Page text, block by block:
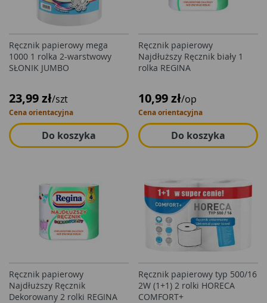
Ręcznik papierowy mega
1000 1 rolka 2-warstwowy
SŁONIK JUMBO
23,99 zł/szt
Cena orientacyjna
Do koszyka
Ręcznik papierowy
Najdłuższy Ręcznik biały 1
rolka REGINA
10,99 zł/op
Cena orientacyjna
Do koszyka
Ręcznik papierowy
Najdłuższy Ręcznik
Dekorowany 2 rolki REGINA
Ręcznik papierowy typ 500/16
2W (1+1) 2 rolki HORECA
COMFORT+